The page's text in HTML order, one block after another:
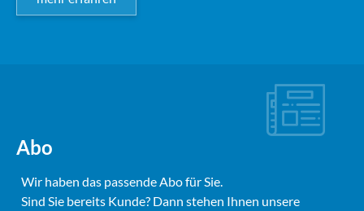
Abo
Wir haben das passende Abo für Sie.
Sind Sie bereits Kunde? Dann stehen Ihnen unsere